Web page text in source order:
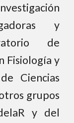
y
de
Fisiología y
Ciencias
grupos
y del